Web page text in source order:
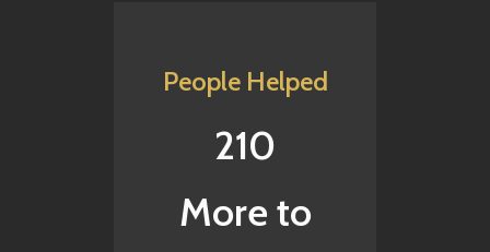
People Helped
210
More to